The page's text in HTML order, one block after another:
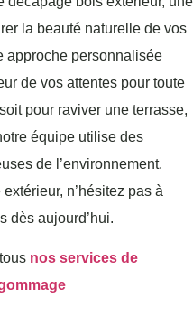
la beauté naturelle de vos
approche personnalisée
de vos attentes pour toute
pour raviver une terrasse,
équipe utilise des
de l’environnement.
n’hésitez pas à
dès aujourd’hui.
nos services de